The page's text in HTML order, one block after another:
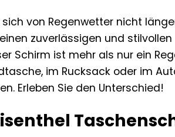
sich von Regenwetter nicht
zuverlässigen und
Schirm ist mehr als nur ein
im Rucksack oder im
Erleben Sie den Unterschied!